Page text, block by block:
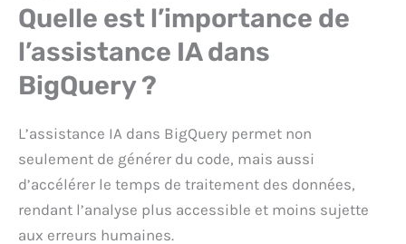
Quelle est l’importance de
l’assistance IA dans
BigQuery ?
L’assistance IA dans BigQuery permet non
seulement de générer du code, mais aussi
d’accélérer le temps de traitement des données,
rendant l’analyse plus accessible et moins sujette
aux erreurs humaines.